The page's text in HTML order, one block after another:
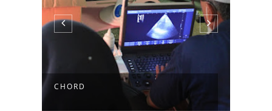
MAGANG OBSERVER 2021